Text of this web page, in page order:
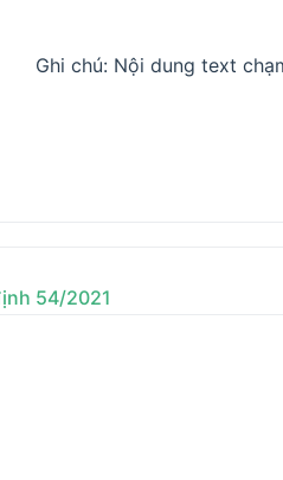
Ghi chú: Nội dung text
54/2021